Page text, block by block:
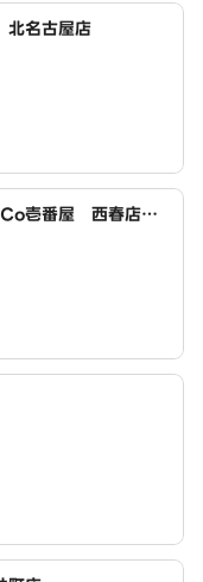
名古屋店
壱番屋 西春店（S